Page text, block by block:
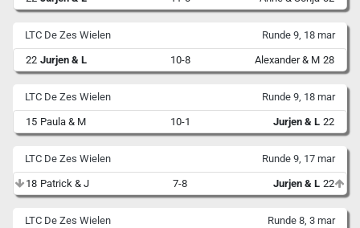
LTC De Zes Wielen Runde 9, 18 mar
22 Jurjen & L 10-8 Alexander & M 28
LTC De Zes Wielen Runde 9, 18 mar
15 Paula & M 10-1 Jurjen & L 22
LTC De Zes Wielen Runde 9, 17 mar
18 Patrick & J 7-8 Jurjen & L 22
LTC De Zes Wielen Runde 8, 3 mar